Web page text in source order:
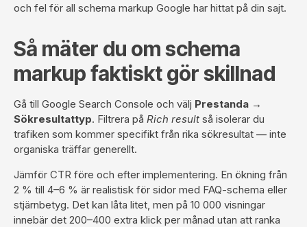
och fel för all schema markup Google har hittat på din sajt.
Så mäter du om schema
markup faktiskt gör skillnad
Gå till Google Search Console och välj Prestanda →
Sökresultattyp. Filtrera på Rich result så isolerar du
trafiken som kommer specifikt från rika sökresultat — inte
organiska träffar generellt.
Jämför CTR före och efter implementering. En ökning från
2 % till 4–6 % är realistisk för sidor med FAQ-schema eller
stjärnbetyg. Det kan låta litet, men på 10 000 visningar
innebär det 200–400 extra klick per månad utan att ranka